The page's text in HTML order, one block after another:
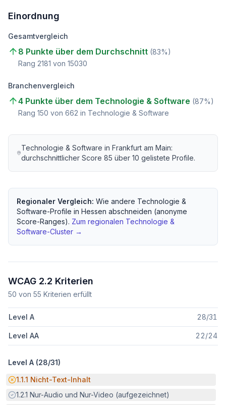
Einordnung
Gesamtvergleich
8 Punkte über dem Durchschnitt (83%)
Rang 2181 von 15030
Branchenvergleich
4 Punkte über dem Technologie & Software (87%)
Rang 150 von 662 in Technologie & Software
Technologie & Software inFrankfurt am Main:
durchschnittlicher Score85 über10 gelistete Profile.
Regionaler Vergleich: Wie andere Technologie &
Software-Profile in Hessen abschneiden (anonyme
Score-Ranges). Zum regionalen Technologie &
Software-Cluster →
WCAG 2.2 Kriterien
50 von 55 Kriterien erfüllt
Level A 28/31
Level AA 22/24
Level A (28/31)
Potenzielle Barriere:
1.1.1 Nicht-Text-Inhalt
Erfüllt:
1.2.1 Nur-Audio und Nur-Video (aufgezeichnet)